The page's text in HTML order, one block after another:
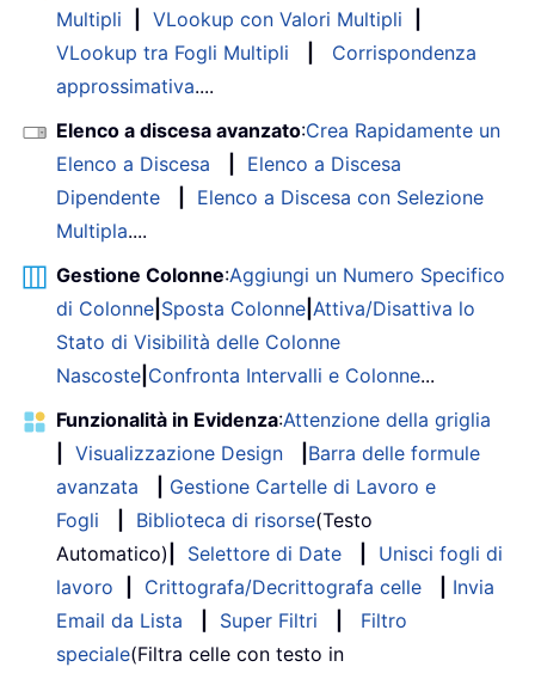
Multipli
VLookup con Valori Multipli
VLookup tra Fogli Multipli
Corrispondenza
approssimativa....
Elenco a discesa avanzato:Crea Rapidamente un
Elenco a Discesa
Elenco a Discesa
Dipendente
Elenco a Discesa con Selezione
Multipla....
Gestione Colonne:Aggiungi un Numero Specifico
di Colonne Sposta Colonne Attiva/Disattiva lo
Stato di Visibilità delle Colonne
Nascoste Confronta Intervalli e Colonne...
Funzionalità in Evidenza:Attenzione della griglia
Visualizzazione Design
Barra delle formule
avanzata
Gestione Cartelle di Lavoro e
Fogli
Biblioteca di risorse(Testo
Automatico)
Selettore di Date
Unisci fogli di
lavoro
Crittografa/Decrittografa celle
Invia
Email da Lista
Super Filtri
Filtro
speciale(Filtra celle con testo in